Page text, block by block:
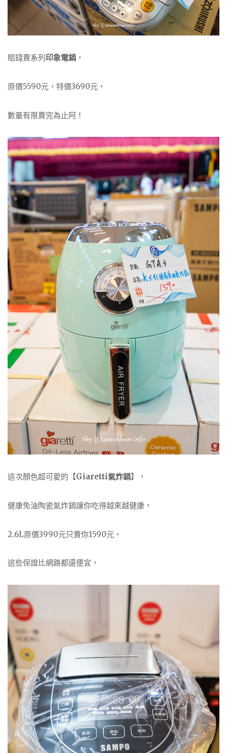
賠錢賣系列 印象電鍋 ，
原價5590元，特價3690元，
數量有限賣完為止阿！
這次顏色超可愛的【Giaretti氣炸鍋】，
健康免油陶瓷氣炸鍋讓你吃得越來越健康，
2.6L原價3990元只賣你1590元，
這些保證比網路都還便宜，